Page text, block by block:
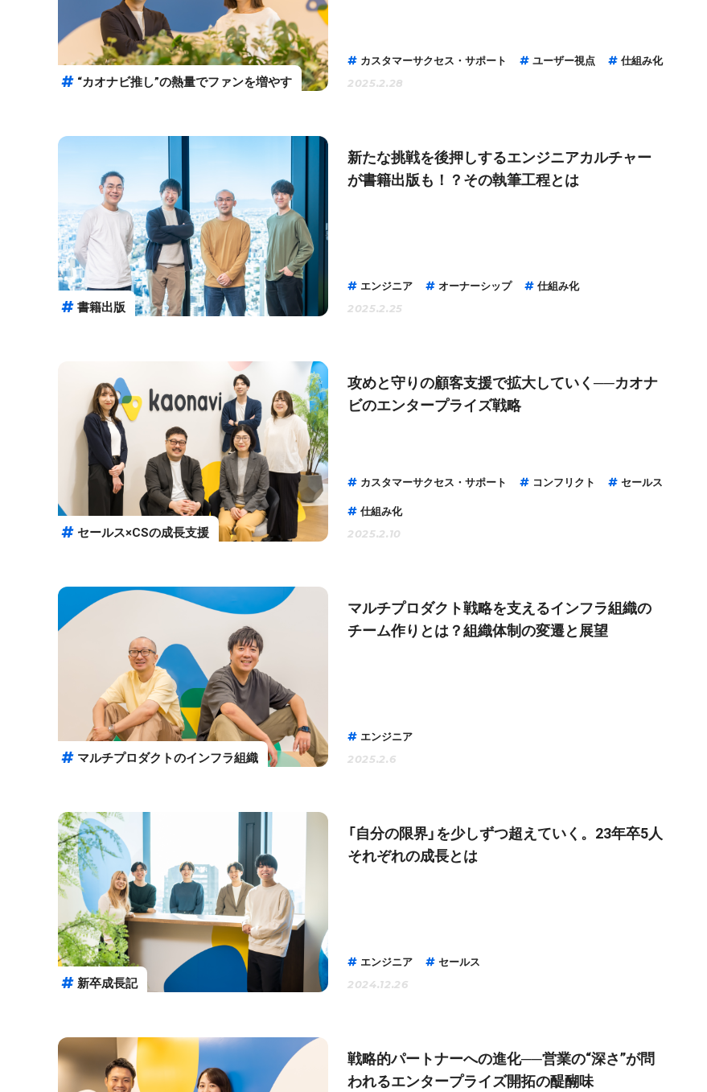
“カオナビ推し”の熱量でファンを増やす
カスタマーサクセス・サポート ユーザー視点
仕組み化
2025.2.28
書籍出版
新たな挑戦を後押しするエンジニアカルチャー
が書籍出版も！？その執筆工程とは
エンジニア オーナーシップ
仕組み化
2025.2.25
セールス×CSの成長支援
攻めと守りの顧客支援で拡大していく──カオナ
ビのエンタープライズ戦略
カスタマーサクセス・サポート コンフリクト
セールス
仕組み化
2025.2.10
マルチプロダクトのインフラ組織
マルチプロダクト戦略を支えるインフラ組織の
チーム作りとは？組織体制の変遷と展望
エンジニア
2025.2.6
新卒成長記
「自分の限界」を少しずつ超えていく。23年卒5人
それぞれの成長とは
エンジニア
セールス
2024.12.26
戦略的パートナーへの進化──営業の“深さ”が問
われるエンタープライズ開拓の醍醐味